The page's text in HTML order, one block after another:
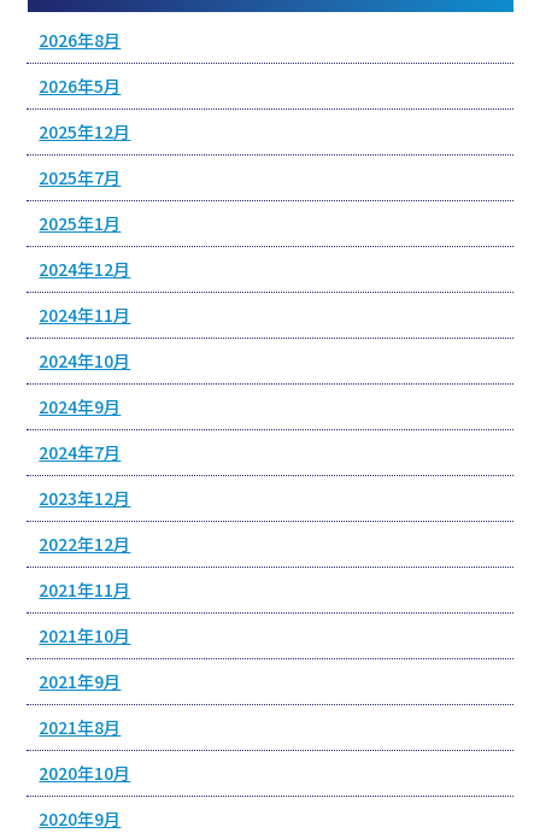
2026年8月
2026年5月
2025年12月
2025年7月
2025年1月
2024年12月
2024年11月
2024年10月
2024年9月
2024年7月
2023年12月
2022年12月
2021年11月
2021年10月
2021年9月
2021年8月
2020年10月
2020年9月